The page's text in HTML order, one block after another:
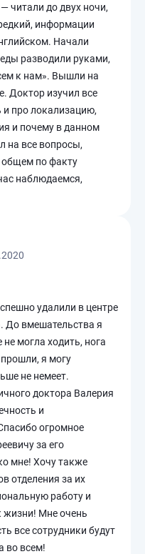
читали до двух ночи,
информации
Начали
разводили руками,
к нам». Вышли на
Доктор изучил все
и про локализацию,
и почему в данном
на все вопросы,
общем по факту
наблюдаемся,
удалили в центре
До вмешательства я
могла ходить, нога
я могу
не немеет.
доктора Валерия
и
огромное
за его
мне! Хочу также
отделения за их
работу и
жизни! Мне очень
все сотрудники будут
во всем!